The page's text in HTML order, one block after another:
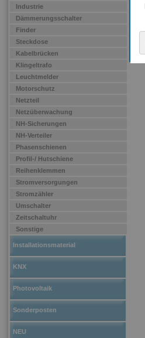
Industrie
Dämmerungsschalter
Finder
Steckdose
Kabelbrücken
Klingeltrafo
Leuchtmelder
Motorschutz
Netzteil
Netzüberwachung
NH-Sicherungen
NH-Verteiler
Phasenschienen
Profil-/ Hutschiene
Reihenklemmen
Stromversorgungen
Stromzähler
Umschalter
Zeitschaltuhr
Sonstige
Installationsmaterial
KNX
Photovoltaik
Sonderposten
NEU